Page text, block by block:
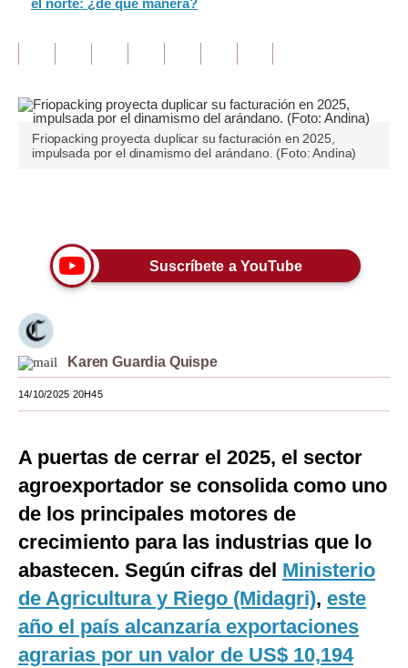
Editorial
Pregunta de hoy
Tendencias
Lujo
Estilos
EEUU
México
Tecnología
Club del Suscriptor
Mix
G de Gestión
Notas Contratadas
Podcast
el norte: ¿de qué manera?
Friopacking proyecta duplicar su facturación en 2025,
impulsada por el dinamismo del arándano. (Foto: Andina)
Suscríbete a YouTube
Karen Guardia Quispe
14/10/2025 20H45
A puertas de cerrar el 2025, el sector
agroexportador se consolida como uno
de los principales motores de
crecimiento para las industrias que lo
abastecen. Según cifras del Ministerio
de Agricultura y Riego (Midagri), este
año el país alcanzaría exportaciones
agrarias por un valor de US$ 10,194